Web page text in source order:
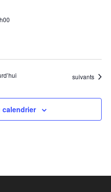
Évènements
suivants
calendrier